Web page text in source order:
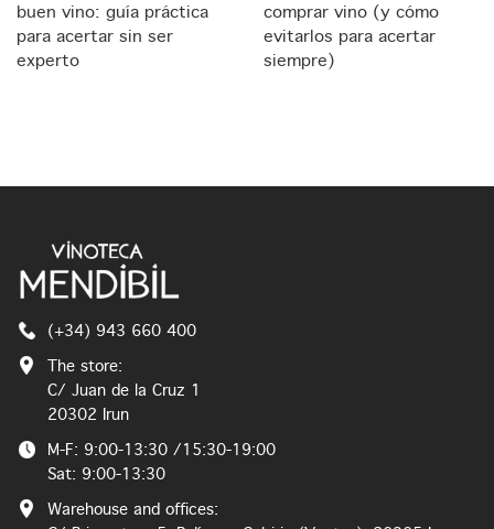
buen vino: guía práctica
para acertar sin ser
experto
comprar vino (y cómo
evitarlos para acertar
siempre)
(+34) 943 660 400
The store:
C/ Juan de la Cruz 1
20302 Irun
M-F: 9:00-13:30 /15:30-19:00
Sat: 9:00-13:30
Warehouse and offices: